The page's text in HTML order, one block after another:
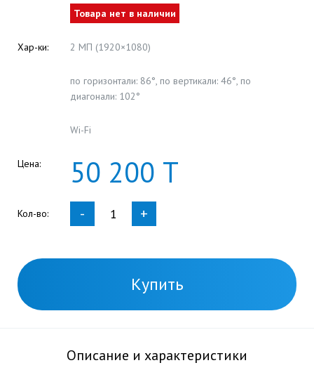
Товара нет в наличии
Хар-ки: 2 МП (1920×1080)
по горизонтали: 86°, по вертикали: 46°, по
диагонали: 102°
Wi-Fi
Цена: 50 200 Т
Кол-во: - +
Купить
Описание и характеристики